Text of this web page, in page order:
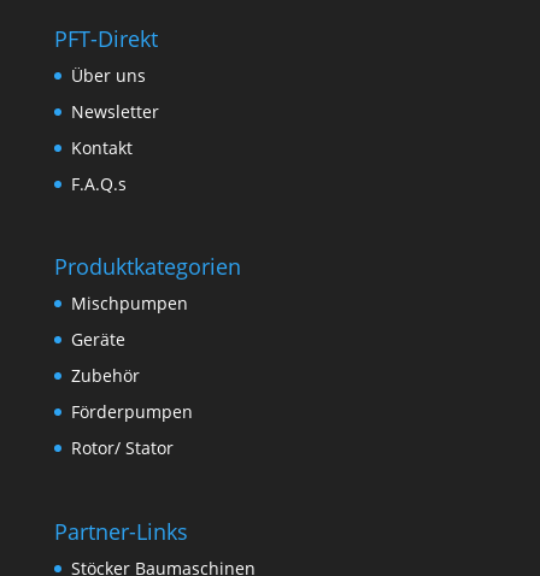
PFT-Direkt
Über uns
Newsletter
Kontakt
F.A.Q.s
Produktkategorien
Mischpumpen
Geräte
Zubehör
Förderpumpen
Rotor/ Stator
Partner-Links
Stöcker Baumaschinen